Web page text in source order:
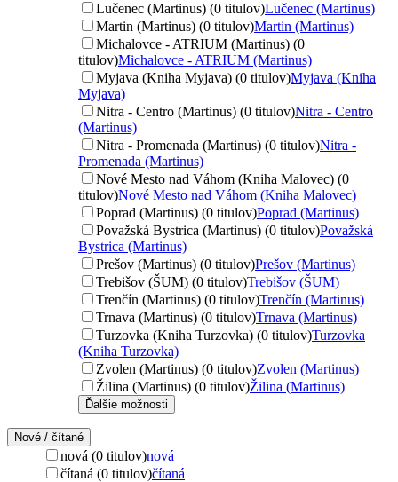
Lučenec (Martinus) (0 titulov)Lučenec (Martinus)
Martin (Martinus) (0 titulov)Martin (Martinus)
Michalovce - ATRIUM (Martinus) (0
titulov)Michalovce - ATRIUM (Martinus)
Myjava (Kniha Myjava) (0 titulov)Myjava (Kniha
Myjava)
Nitra - Centro (Martinus) (0 titulov)Nitra - Centro
(Martinus)
Nitra - Promenada (Martinus) (0 titulov)Nitra -
Promenada (Martinus)
Nové Mesto nad Váhom (Kniha Malovec) (0
titulov)Nové Mesto nad Váhom (Kniha Malovec)
Poprad (Martinus) (0 titulov)Poprad (Martinus)
Považská Bystrica (Martinus) (0 titulov)Považská
Bystrica (Martinus)
Prešov (Martinus) (0 titulov)Prešov (Martinus)
Trebišov (ŠUM) (0 titulov)Trebišov (ŠUM)
Trenčín (Martinus) (0 titulov)Trenčín (Martinus)
Trnava (Martinus) (0 titulov)Trnava (Martinus)
Turzovka (Kniha Turzovka) (0 titulov)Turzovka
(Kniha Turzovka)
Zvolen (Martinus) (0 titulov)Zvolen (Martinus)
Žilina (Martinus) (0 titulov)Žilina (Martinus)
Ďalšie možnosti
Nové / čítané
nová (0 titulov)nová
čítaná (0 titulov)čítaná